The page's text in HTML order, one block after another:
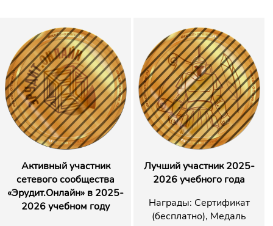
Активный участник
сетевого сообщества
«Эрудит.Онлайн» в 2025-
2026 учебном году
Лучший участник 2025-
2026 учебного года
Награды: Сертификат
(бесплатно), Медаль